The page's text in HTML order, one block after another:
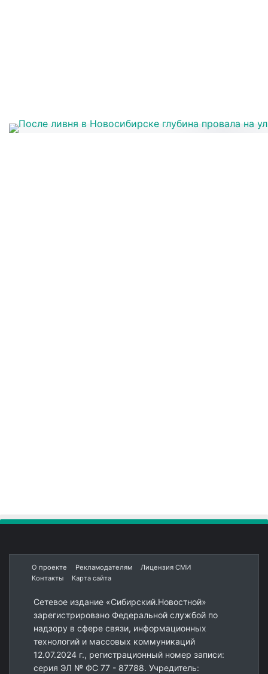
О проекте Рекламодателям
Лицензия СМИ
Контакты
Карта сайта
Сетевое издание «Сибирский.Новостной»
зарегистрировано Федеральной службой по
надзору в сфере связи, информационных
технологий и массовых коммуникаций
12.07.2024 г., регистрационный номер записи:
серия ЭЛ № ФС 77 - 87788. Учредитель: